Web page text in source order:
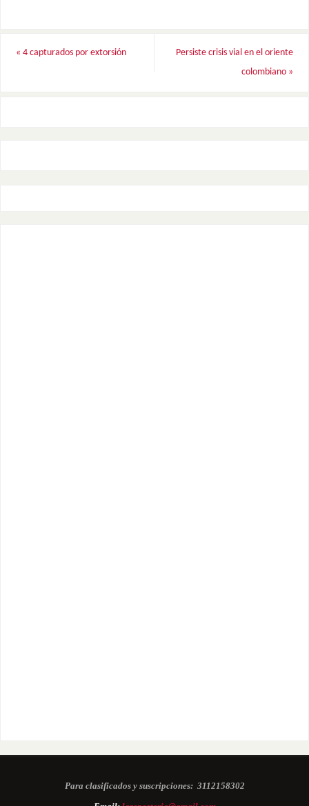
« 4 capturados por extorsión
Persiste crisis vial en el oriente
colombiano »
Para clasificados y suscripciones: 3112158302